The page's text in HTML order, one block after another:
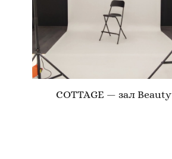
COTTAGE — зал Beauty